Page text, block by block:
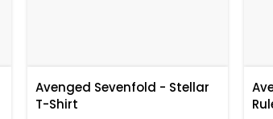
Avenged Sevenfold - Stellar
T-Shirt